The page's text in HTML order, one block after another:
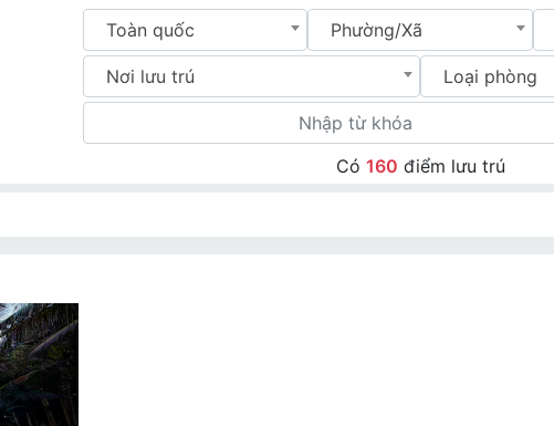
Toàn quốc Phường/Xã
Nơi lưu trú Loại phòng
Có 160 điểm lưu trú